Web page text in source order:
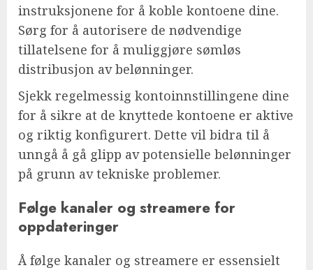
instruksjonene for å koble kontoene dine.
Sørg for å autorisere de nødvendige
tillatelsene for å muliggjøre sømløs
distribusjon av belønninger.
Sjekk regelmessig kontoinnstillingene dine
for å sikre at de knyttede kontoene er aktive
og riktig konfigurert. Dette vil bidra til å
unngå å gå glipp av potensielle belønninger
på grunn av tekniske problemer.
Følge kanaler og streamere for
oppdateringer
Å følge kanaler og streamere er essensielt